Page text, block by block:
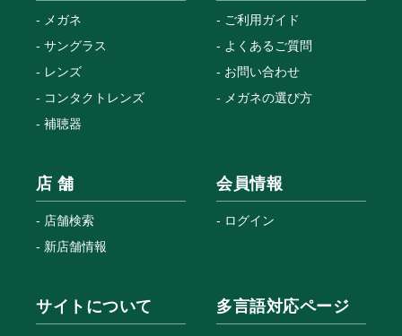
メガネ
サングラス
レンズ
コンタクトレンズ
補聴器
ご利用ガイド
よくあるご質問
お問い合わせ
メガネの選び方
店 舗
店舗検索
新店舗情報
会員情報
ログイン
サイトについて 多言語対応ページ